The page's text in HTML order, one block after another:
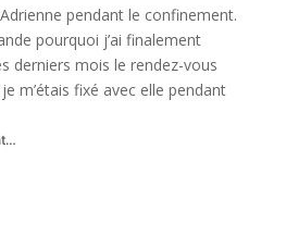
Adrienne pendant le confinement.
pourquoi j’ai finalement
derniers mois le rendez-vous
m’étais fixé avec elle pendant